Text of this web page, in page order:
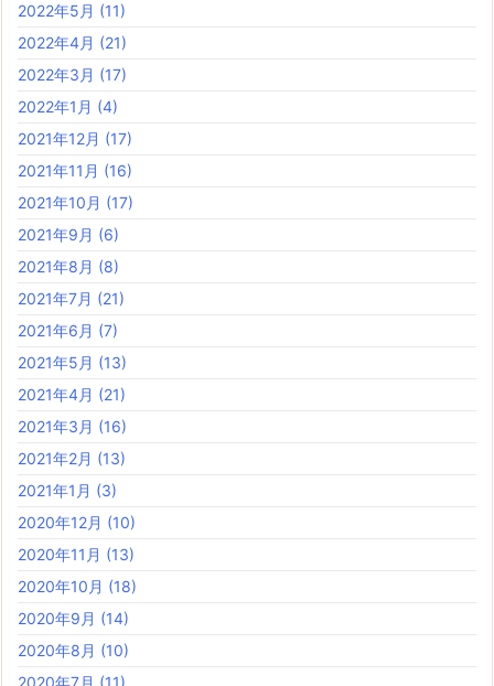
2022年5月 (11)
2022年4月 (21)
2022年3月 (17)
2022年1月 (4)
2021年12月 (17)
2021年11月 (16)
2021年10月 (17)
2021年9月 (6)
2021年8月 (8)
2021年7月 (21)
2021年6月 (7)
2021年5月 (13)
2021年4月 (21)
2021年3月 (16)
2021年2月 (13)
2021年1月 (3)
2020年12月 (10)
2020年11月 (13)
2020年10月 (18)
2020年9月 (14)
2020年8月 (10)